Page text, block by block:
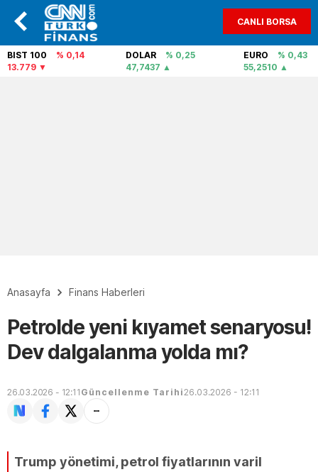
CANLI BORSA
BIST 100
% 0,14
13.779
DOLAR
% 0,25
47,7437
EURO
% 0,43
55,2510
Anasayfa Finans Haberleri
Petrolde yeni kıyamet senaryosu!
Dev dalgalanma yolda mı?
26.03.2026 - 12:11 Güncellenme Tarihi26.03.2026 - 12:11
Trump yönetimi, petrol fiyatlarının varil